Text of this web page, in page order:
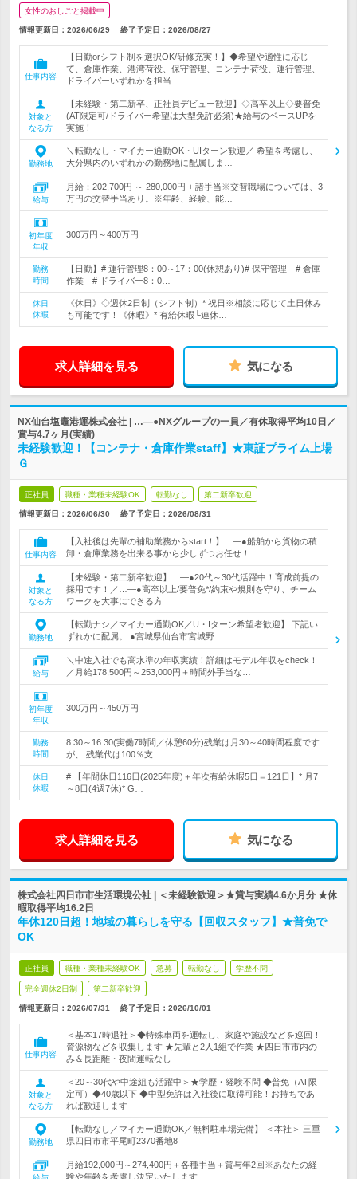
女性のおしごと掲載中
情報更新日：2026/06/29 終了予定日： 2026/08/27
仕事内容
【日勤orシフト制を選択OK/研修充実！】◆希望や適性に応じ
て、倉庫作業、港湾荷役、保守管理、コンテナ荷役、運行管理、
ドライバーいずれかを担当
対象と
なる方
【未経験・第二新卒、正社員デビュー歓迎】◇高卒以上◇要普免
(AT限定可/ドライバー希望は大型免許必須)★給与のベースUPを
実施！
勤務地
＼転勤なし・マイカー通勤OK・UIターン歓迎／ 希望を考慮し、
大分県内のいずれかの勤務地に配属しま…
給与
月給：202,700円 ～ 280,000円 + 諸手当※交替職場については、3
万円の交替手当あり。※年齢、経験、能…
初年度
年収
300万円～400万円
勤務
時間
【日勤】# 運行管理8：00～17：00(休憩あり)# 保守管理 # 倉庫
作業 # ドライバー8：0…
休日
休暇
《休日》◇週休2日制（シフト制）* 祝日※相談に応じて土日休み
も可能です！《休暇》* 有給休暇└連休…
求人詳細を見る 気になる
NX仙台塩竈港運株式会社 | …―●NXグループの一員／有休取得平均10日／
賞与4.7ヶ月(実績)
未経験歓迎！【コンテナ・倉庫作業staff】★東証プライム上場
Ｇ
正社員 職種・業種未経験OK 転勤なし 第二新卒歓迎
情報更新日：2026/06/30 終了予定日： 2026/08/31
仕事内容
【入社後は先輩の補助業務からstart！】…―●船舶から貨物の積
卸・倉庫業務を出来る事から少しずつお任せ！
対象と
なる方
【未経験・第二新卒歓迎】…―●20代～30代活躍中！育成前提の
採用です！／…―●高卒以上/要普免*/約束や規則を守り、チーム
ワークを大事にできる方
勤務地
【転勤ナシ／マイカー通勤OK／U・Iターン希望者歓迎】 下記い
ずれかに配属。 ●宮城県仙台市宮城野…
給与
＼中途入社でも高水準の年収実績！詳細はモデル年収をcheck！
／月給178,500円～253,000円＋時間外手当な…
初年度
年収
300万円～450万円
勤務
時間
8:30～16:30(実働7時間／休憩60分)残業は月30～40時間程度です
が、 残業代は100％支…
休日
休暇
# 【年間休日116日(2025年度)＋年次有給休暇5日＝121日】* 月7
～8日(4週7休)* G…
求人詳細を見る 気になる
株式会社四日市市生活環境公社 | ＜未経験歓迎＞★賞与実績4.6か月分 ★休
暇取得平均16.2日
年休120日超！地域の暮らしを守る【回収スタッフ】★普免で
OK
正社員 職種・業種未経験OK 急募 転勤なし 学歴不問
完全週休2日制 第二新卒歓迎
情報更新日：2026/07/31 終了予定日： 2026/10/01
仕事内容
＜基本17時退社＞◆特殊車両を運転し、家庭や施設などを巡回！
資源物などを収集します ★先輩と2人1組で作業 ★四日市市内の
み＆長距離・夜間運転なし
対象と
なる方
＜20～30代や中途組も活躍中＞★学歴・経験不問 ◆普免（AT限
定可）◆40歳以下 ◆中型免許は入社後に取得可能！お持ちであ
れば歓迎します
勤務地
【転勤なし／マイカー通勤OK／無料駐車場完備】 ＜本社＞ 三重
県四日市市平尾町2370番地8
月給192,000円～274,400円＋各種手当＋賞与年2回※あなたの経
験や年齢を考慮し決定いたします